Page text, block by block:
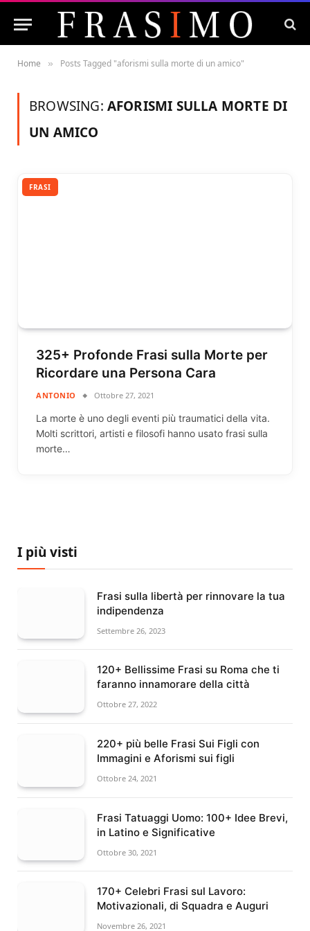
Home » Posts Tagged "aforismi sulla morte di un amico"
BROWSING: AFORISMI SULLA MORTE DI
UN AMICO
FRASI
325+ Profonde Frasi sulla Morte per
Ricordare una Persona Cara
ANTONIO Ottobre 27, 2021
La morte è uno degli eventi più traumatici della vita.
Molti scrittori, artisti e filosofi hanno usato frasi sulla
morte…
I più visti
Frasi sulla libertà per rinnovare la tua
indipendenza
Settembre 26, 2023
120+ Bellissime Frasi su Roma che ti
faranno innamorare della città
Ottobre 27, 2022
220+ più belle Frasi Sui Figli con
Immagini e Aforismi sui figli
Ottobre 24, 2021
Frasi Tatuaggi Uomo: 100+ Idee Brevi,
in Latino e Significative
Ottobre 30, 2021
170+ Celebri Frasi sul Lavoro:
Motivazionali, di Squadra e Auguri
Novembre 26, 2021